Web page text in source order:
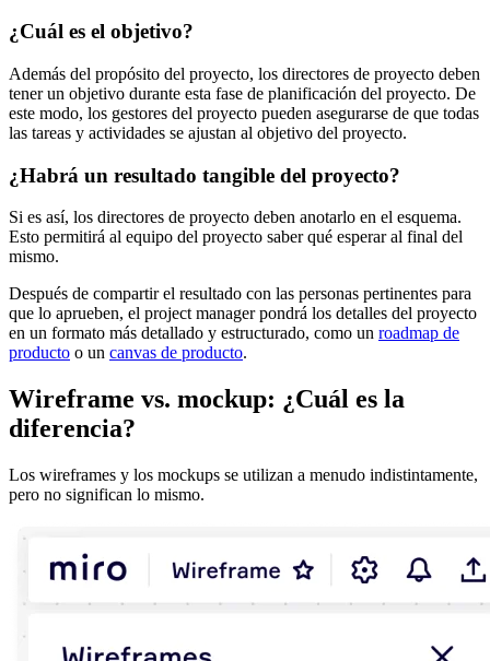
¿Cuál es el objetivo?
Además del propósito del proyecto, los directores de proyecto deben
tener un objetivo durante esta fase de planificación del proyecto. De
este modo, los gestores del proyecto pueden asegurarse de que todas
las tareas y actividades se ajustan al objetivo del proyecto.
¿Habrá un resultado tangible del proyecto?
Si es así, los directores de proyecto deben anotarlo en el esquema.
Esto permitirá al equipo del proyecto saber qué esperar al final del
mismo.
Después de compartir el resultado con las personas pertinentes para
que lo aprueben, el project manager pondrá los detalles del proyecto
en un formato más detallado y estructurado, como un roadmap de
producto o un canvas de producto.
Wireframe vs. mockup: ¿Cuál es la
diferencia?
Los wireframes y los mockups se utilizan a menudo indistintamente,
pero no significan lo mismo.